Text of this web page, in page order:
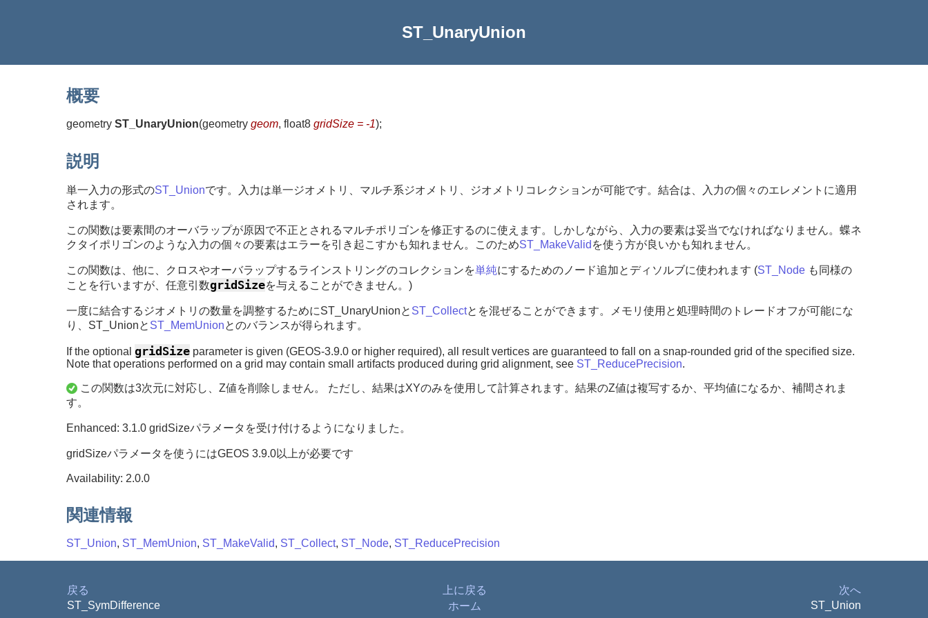
ST_UnaryUnion
概要
geometry ST_UnaryUnion(geometry geom, float8 gridSize = -1);
説明
単一入力の形式のST_Unionです。入力は単一ジオメトリ、マルチ系ジオメトリ、ジオメトリコレクションが可能です。結合は、入力の個々のエレメントに適用
されます。
この関数は要素間のオーバラップが原因で不正とされるマルチポリゴンを修正するのに使えます。しかしながら、入力の要素は妥当でなければなりません。蝶ネ
クタイポリゴンのような入力の個々の要素はエラーを引き起こすかも知れません。このためST_MakeValid を使う方が良いかも知れません。
この関数は、他に、クロスやオーバラップするラインストリングのコレクションを単純にするためのノード追加とディソルブに使われます (ST_Node も同様の
ことを行いますが、任意引数gridSizeを与えることができません。)
一度に結合するジオメトリの数量を調整するためにST_UnaryUnionと ST_Collectとを混ぜることができます。メモリ使用と処理時間のトレードオフが可能にな
り、ST_Unionと ST_MemUnionとのバランスが得られます。
If the optional gridSize parameter is given (GEOS-3.9.0 or higher required), all result vertices are guaranteed to fall on a snap-rounded grid of the specified size.
Note that operations performed on a grid may contain small artifacts produced during grid alignment, see ST_ReducePrecision.
この関数は3次元に対応し、Z値を削除しません。 ただし、結果はXYのみを使用して計算されます。結果のZ値は複写するか、平均値になるか、補間されま
す。
Enhanced: 3.1.0 gridSizeパラメータを受け付けるようになりました。
gridSizeパラメータを使うにはGEOS 3.9.0以上が必要です
Availability: 2.0.0
関連情報
ST_Union, ST_MemUnion, ST_MakeValid, ST_Collect, ST_Node, ST_ReducePrecision
戻る 上に戻る
次へ
ST_SymDifference
ホーム ST_Union